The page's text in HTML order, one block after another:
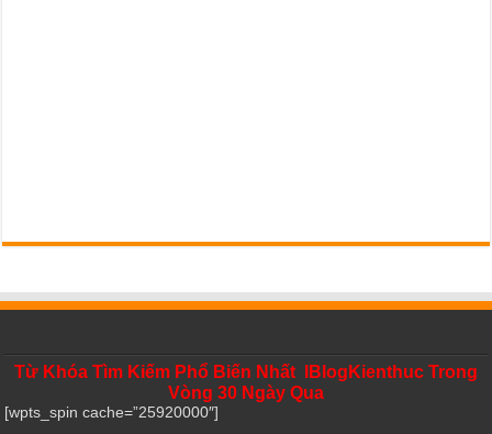
Từ Khóa Tìm Kiếm Phổ Biến Nhất IBlogKienthuc Trong
Vòng 30 Ngày Qua
[wpts_spin cache=”25920000″]